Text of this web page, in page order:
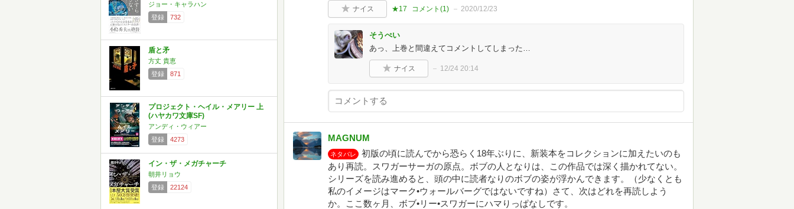
ジョー・キャラハン
登録
732
盾と矛
方丈 貴恵
登録
871
プロジェクト・ヘイル・メアリー 上
(ハヤカワ文庫SF)
アンディ・ウィアー
登録
4273
イン・ザ・メガチャーチ
朝井リョウ
登録
22124
ナイス ★17 コメント(1) 2020/12/23
そうぺい
あっ、上巻と間違えてコメントしてしまった…
ナイス 12/24 20:14
MAGNUM
ネタバレ
初版の頃に読んでから恐らく18年ぶりに、新装本をコレクションに加えたいのも
あり再読。スワガーサーガの原点。ボブの人となりは、この作品では深く描かれてない。
シリーズを読み進めると、頭の中に読者なりのボブの姿が浮かんできます。（少なくとも
私のイメージはマーク•ウォールバーグではないですね）さて、次はどれを再読しよう
か。ここ数ヶ月、ボブ•リー•スワガーにハマりっぱなしです。